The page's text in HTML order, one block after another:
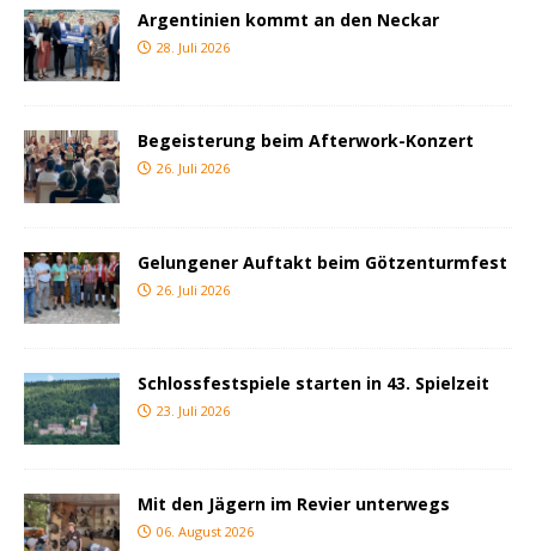
Argentinien kommt an den Neckar
28. Juli 2026
Begeisterung beim Afterwork-Konzert
26. Juli 2026
Gelungener Auftakt beim Götzenturmfest
26. Juli 2026
Schlossfestspiele starten in 43. Spielzeit
23. Juli 2026
Mit den Jägern im Revier unterwegs
06. August 2026